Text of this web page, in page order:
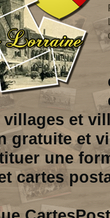
et
gratuite et
une
cartes